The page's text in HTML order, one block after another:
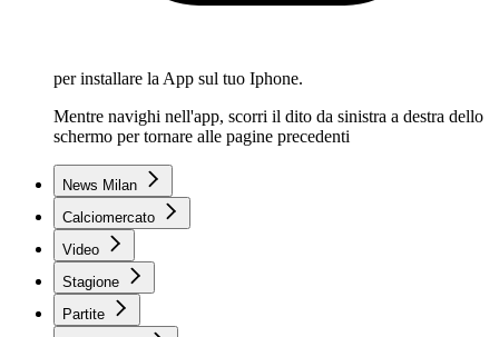
per installare la App sul tuo Iphone.
Mentre navighi nell'app, scorri il dito da sinistra a destra dello
schermo per tornare alle pagine precedenti
News Milan
Calciomercato
Video
Stagione
Partite